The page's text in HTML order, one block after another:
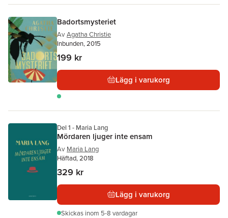
Badortsmysteriet
Av Agatha Christie
Inbunden, 2015
199 kr
Lägg i varukorg
Del 1 - Maria Lang
Mördaren ljuger inte ensam
Av Maria Lang
Häftad, 2018
329 kr
Lägg i varukorg
Skickas inom 5-8 vardagar